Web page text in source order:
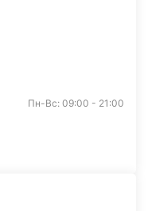
Пн-Вс: 09:00 - 21:00